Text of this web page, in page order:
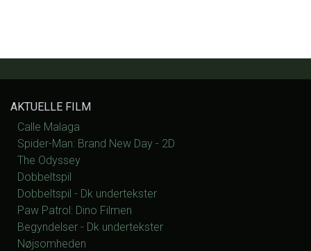
AKTUELLE FILM
Calle Malaga
Spider-Man: Brand New Day - 2D
The Odyssey
Dobbeltspil
Dobbeltspil - Dk undertekster
Paw Patrol: Dino Filmen
Begyndelser - Dk undertekster
Nøjsomheden